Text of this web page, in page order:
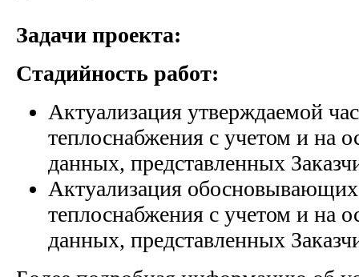
Задачи проекта:
Стадийность работ:
Актуализация утверждаемой
теплоснабжения с учетом и на
данных, представленных
Актуализация
теплоснабжения с учетом и на
данных, представленных